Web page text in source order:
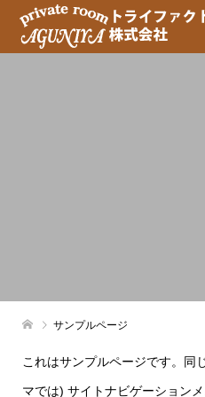
サンプルページ
これはサンプルページです。同
マでは) サイトナビゲーション